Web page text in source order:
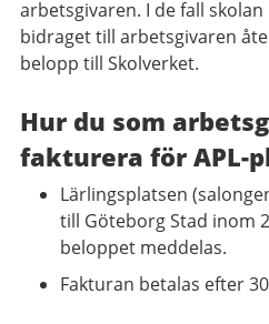
arbetsgivaren. I de fall
bidraget till arbetsgivaren
belopp till Skolverket.
Hur du som
fakturera för APL-
Lärlingsplatsen
till Göteborg Stad inom
beloppet meddelas.
Fakturan betalas efter